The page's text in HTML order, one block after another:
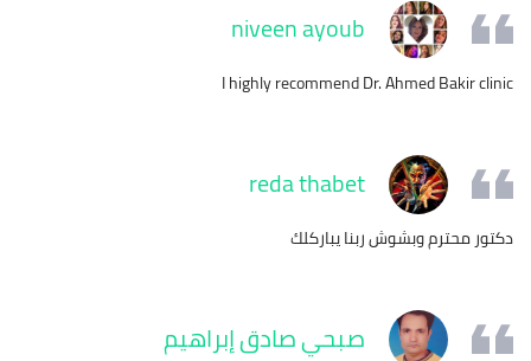
niveen ayoub
I highly recommend Dr. Ahmed Bakir clinic
reda thabet
دكتور محترم وبشوش ربنا يباركلك
صبحي صادق إبراهيم